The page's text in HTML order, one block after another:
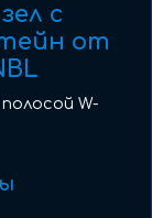
с
от
W-